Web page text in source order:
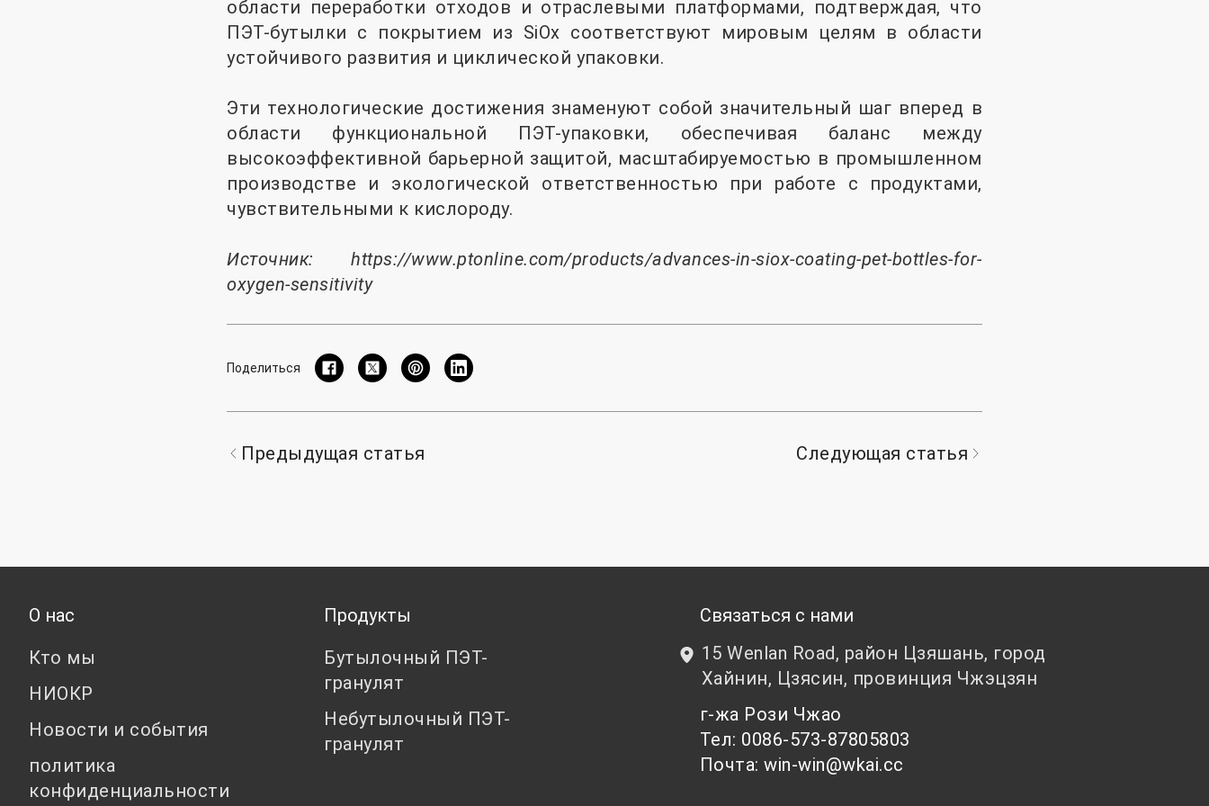
области переработки отходов и отраслевыми платформами, подтверждая, что
ПЭТ-бутылки с покрытием из SiOx соответствуют мировым целям в области
устойчивого развития и циклической упаковки.
Эти технологические достижения знаменуют собой значительный шаг вперед в
области функциональной ПЭТ-упаковки, обеспечивая баланс между
высокоэффективной барьерной защитой, масштабируемостью в промышленном
производстве и экологической ответственностью при работе с продуктами,
чувствительными к кислороду.
Источник: https://www.ptonline.com/products/advances-in-siox-coating-pet-bottles-for-
oxygen-sensitivity
Поделиться
Предыдущая статья Следующая статья
О нас
Кто мы
НИОКР
Новости и события
политика
конфиденциальности
Продукты
Бутылочный ПЭТ-
гранулят
Небутылочный ПЭТ-
гранулят
Связаться с нами
15 Wenlan Road, район Цзяшань, город
Хайнин, Цзясин, провинция Чжэцзян
г-жа Рози Чжао
Тел: 0086-573-87805803
Почта: win-win@wkai.cc